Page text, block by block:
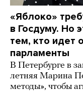
«Яблоко»
в Госдуму. Но
тем, кто идет
парламенты
В Петербурге в
летняя Марина
методы», чтобы